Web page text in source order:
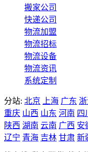
搬家公司
快递公司
物流加盟
物流招标
物流设备
物流资讯
系统定制
分站: 北京 上海 广东
重庆 山西 山东 河南 四
陕西 湖南 云南 广西 安
辽宁 青海 吉林 甘肃 新